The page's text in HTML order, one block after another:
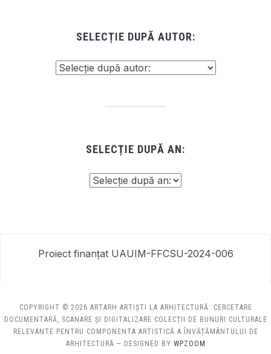
SELECȚIE DUPĂ AUTOR:
SELECȚIE DUPĂ AN:
Proiect finanțat UAUIM-FFCSU-2024-006
COPYRIGHT © 2026 ARTARH ARTIȘTI LA ARHITECTURĂ: CERCETARE
DOCUMENTARĂ, SCANARE ȘI DIGITALIZARE COLECȚII DE BUNURI CULTURALE
RELEVANTE PENTRU COMPONENTA ARTISTICĂ A ÎNVĂȚĂMÂNTULUI DE
ARHITECTURĂ — DESIGNED BY WPZOOM